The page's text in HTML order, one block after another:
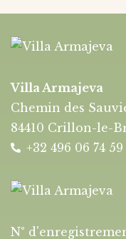
Villa Armajeva
Chemin des
84410 Crillon-le-
+32 496 06 74 59
N°